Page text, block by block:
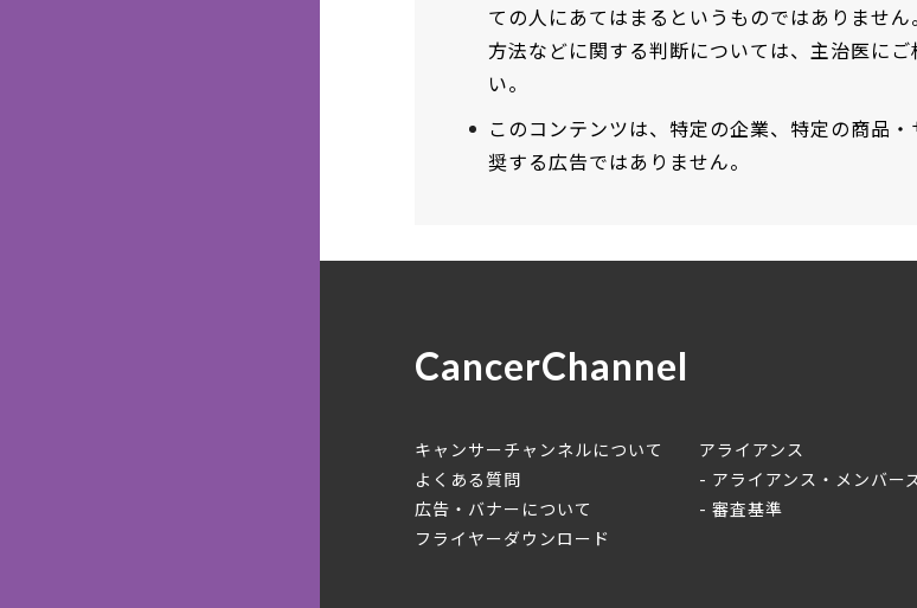
ての人にあてはまるというものではありません
方法などに関する判断については、主治医にご
い。
このコンテンツは、特定の企業、特定の商品
奨する広告ではありません。
CancerChannel
キャンサーチャンネルについて
よくある質問
広告・バナーについて
フライヤーダウンロード
アライアンス
アライアンス・メンバー
審査基準